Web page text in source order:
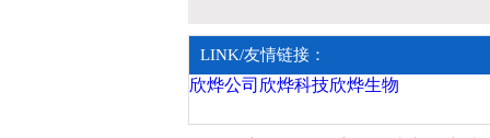
三
LINK/友情链接：
欣烨公司 欣烨科技欣烨生物